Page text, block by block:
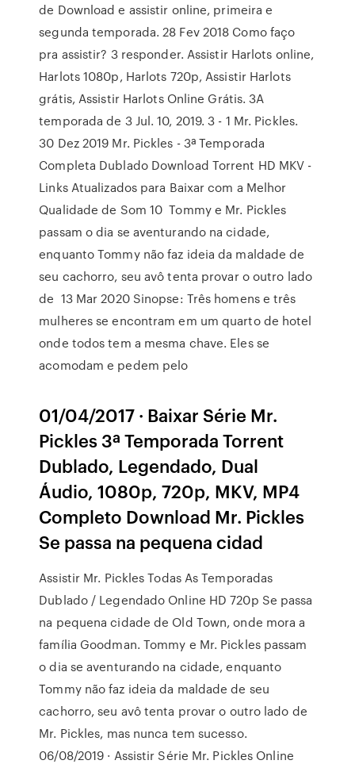
de Download e assistir online, primeira e
segunda temporada. 28 Fev 2018 Como faço
pra assistir? 3 responder. Assistir Harlots online,
Harlots 1080p, Harlots 720p, Assistir Harlots
grátis, Assistir Harlots Online Grátis. 3A
temporada de 3 Jul. 10, 2019. 3 - 1 Mr. Pickles.
30 Dez 2019 Mr. Pickles - 3ª Temporada
Completa Dublado Download Torrent HD MKV -
Links Atualizados para Baixar com a Melhor
Qualidade de Som 10 Tommy e Mr. Pickles
passam o dia se aventurando na cidade,
enquanto Tommy não faz ideia da maldade de
seu cachorro, seu avô tenta provar o outro lado
de 13 Mar 2020 Sinopse: Três homens e três
mulheres se encontram em um quarto de hotel
onde todos tem a mesma chave. Eles se
acomodam e pedem pelo
01/04/2017 · Baixar Série Mr.
Pickles 3ª Temporada Torrent
Dublado, Legendado, Dual
Áudio, 1080p, 720p, MKV, MP4
Completo Download Mr. Pickles
Se passa na pequena cidad
Assistir Mr. Pickles Todas As Temporadas
Dublado / Legendado Online HD 720p Se passa
na pequena cidade de Old Town, onde mora a
família Goodman. Tommy e Mr. Pickles passam
o dia se aventurando na cidade, enquanto
Tommy não faz ideia da maldade de seu
cachorro, seu avô tenta provar o outro lado de
Mr. Pickles, mas nunca tem sucesso.
06/08/2019 · Assistir Série Mr. Pickles Online